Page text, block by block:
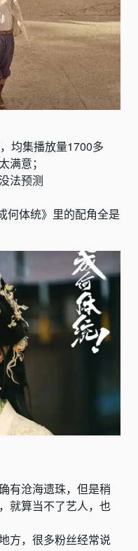
均集播放量1700多
满意；
法预测
何体统》 里的配角全是
有沧海遗珠，但是稍
就算当不了艺人，也
方，很多粉丝经常说